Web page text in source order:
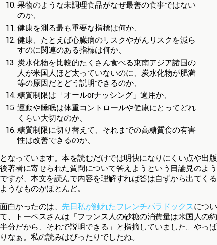
果物のような未調理食品がなぜ最善の食事ではない
のか、
健康を測る最も重要な指標は何か、
健康、たとえば心臓病のリスクやがんリスクを減ら
すのに関連のある指標は何か、
炭水化物を比較的たくさん食べる東南アジア諸国の
人が米国人ほど太っていないのに、炭水化物が肥満
等の原因だとどう説明できるのか、
糖質制限は「オールorナッシング」適用か、
運動や睡眠は体重コントロールや健康にとってどれ
くらい大切なのか、
糖質制限に切り替えて、それまでの高糖質食の有害
性は改善できるのか、
となっています。本を読むだけでは明快になりにくい点や出版
後著者に寄せられた質問について答えようという目論見のよう
ですが、本文を読んで内容を理解すれば答は自ずから出てくる
ようなものがほとんど。
面白かったのは、 先日私が触れたフレンチパラドックスについ
て、トーベスさんは「フランス人の砂糖の消費量は米国人の約
半分だから、それで説明できる」と指摘していました。やっぱ
りなぁ。私の読みはぴったりでしたね。